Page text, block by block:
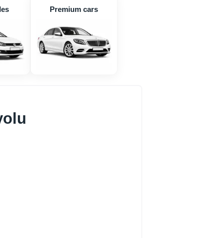
Premium cars